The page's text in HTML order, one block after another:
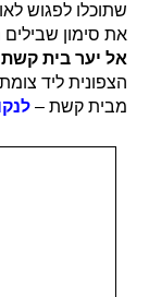
שתוכלו לפגוש
את סימון
אל יער בית קשת
הצפונית ליד צומת
מבית קשת –